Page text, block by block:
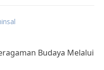
Budaya Melalui